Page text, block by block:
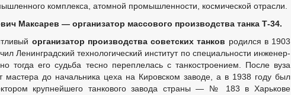
комплекса, атомной промышленности, космической отрасли.
Максарев — организатор массового производства танка Т-34.
организатор производства советских танков родился в 1903
Ленинградский технологический институт по специальности инженер-
тогда его судьба тесно переплелась с танкостроением. После вуза
мастера до начальника цеха на Кировском заводе, а в 1938 году был
крупнейшего танкового завода страны — № 183 в Харькове